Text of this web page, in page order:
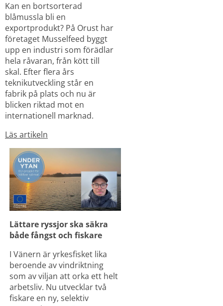
Kan en bortsorterad
blåmussla bli en
exportprodukt? På Orust har
företaget Musselfeed byggt
upp en industri som förädlar
hela råvaran, från kött till
skal. Efter flera års
teknikutveckling står en
fabrik på plats och nu är
blicken riktad mot en
internationell marknad.
Läs artikeln
Lättare ryssjor ska säkra
både fångst och fiskare
I Vänern är yrkesfisket lika
beroende av vindriktning
som av viljan att orka ett helt
arbetsliv. Nu utvecklar två
fiskare en ny, selektiv